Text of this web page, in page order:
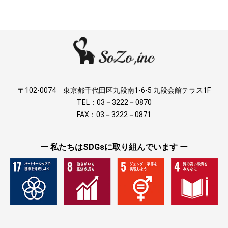
〒102-0074 東京都千代田区九段南1-6-5 九段会館テラス1F
TEL：03－3222－0870
FAX：03－3222－0871
ー 私たちはSDGsに取り組んでいます ー